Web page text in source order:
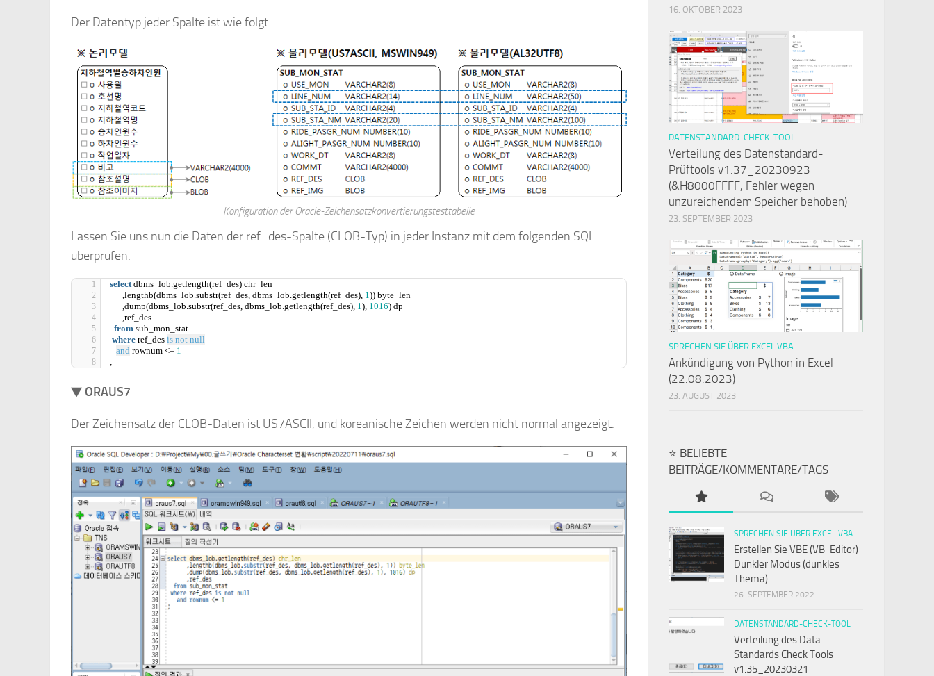
Der Datentyp jeder Spalte ist wie folgt.
Konfiguration der Oracle-Zeichensatzkonvertierungstesttabelle
Lassen Sie uns nun die Daten der ref_des-Spalte (CLOB-Typ) in jeder Instanz mit dem folgenden SQL
überprüfen.
select dbms_lob.getlength(ref_des) chr_len
      ,lengthb(dbms_lob.substr(ref_des, dbms_lob.getlength(ref_des),
1)) byte_len
      ,dump(dbms_lob.substr(ref_des, dbms_lob.getlength(ref_des),
1), 1016) dp
      ,ref_des
from sub_mon_stat
where ref_des is not null
and rownum <= 1
;
▼ ORAUS7
Der Zeichensatz der CLOB-Daten ist US7ASCII, und koreanische Zeichen werden nicht normal angezeigt.
16. OKTOBER 2023
DATENSTANDARD-CHECK-TOOL
Verteilung des Datenstandard-
Prüftools v1.37_20230923
(&H8000FFFF, Fehler wegen
unzureichendem Speicher behoben)
23. SEPTEMBER 2023
SPRECHEN SIE ÜBER EXCEL VBA
Ankündigung von Python in Excel
(22.08.2023)
23. AUGUST 2023
⭐ BELIEBTE
BEITRÄGE/KOMMENTARE/TAGS
SPRECHEN SIE ÜBER EXCEL VBA
Erstellen Sie VBE (VB-Editor)
Dunkler Modus (dunkles
Thema)
26. SEPTEMBER 2022
DATENSTANDARD-CHECK-TOOL
Verteilung des Data
Standards Check Tools
v1.35_20230321